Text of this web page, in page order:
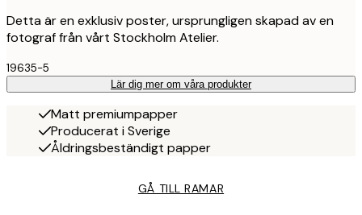
Detta är en exklusiv poster, ursprungligen skapad av en
fotograf från vårt Stockholm Atelier.
19635-5
Lär dig mer om våra produkter
Matt premiumpapper
Producerat i Sverige
Åldringsbeständigt papper
GÅ TILL RAMAR